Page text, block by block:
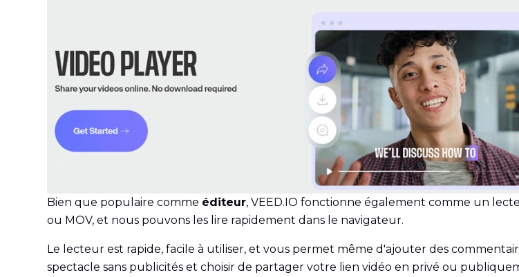
Bien que populaire comme éditeur, VEED.IO fonctionne également comme un
ou MOV, et nous pouvons les lire rapidement dans le navigateur.
Le lecteur est rapide, facile à utiliser, et vous permet même d'ajouter des
spectacle sans publicités et choisir de partager votre lien vidéo en privé ou